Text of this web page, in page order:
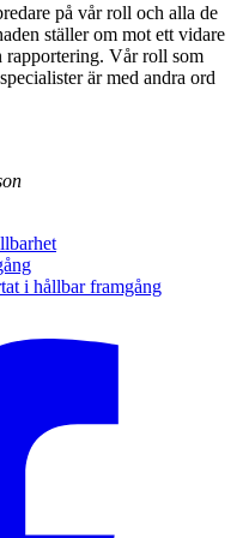
på vår roll och alla de
ställer om mot ett vidare
rapportering. Vår roll som
är med andra ord
i hållbar framgång